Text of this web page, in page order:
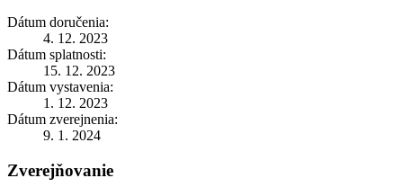
Dátum doručenia:
4. 12. 2023
Dátum splatnosti:
15. 12. 2023
Dátum vystavenia:
1. 12. 2023
Dátum zverejnenia:
9. 1. 2024
Zverejňovanie